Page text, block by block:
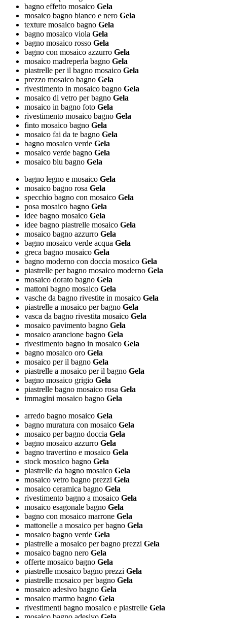
bagno effetto mosaico Gela
mosaico bagno bianco e nero Gela
texture mosaico bagno Gela
bagno mosaico viola Gela
bagno mosaico rosso Gela
bagno con mosaico azzurro Gela
mosaico madreperla bagno Gela
piastrelle per il bagno mosaico Gela
prezzo mosaico bagno Gela
rivestimento in mosaico bagno Gela
mosaico di vetro per bagno Gela
mosaico in bagno foto Gela
rivestimento mosaico bagno Gela
finto mosaico bagno Gela
mosaico fai da te bagno Gela
bagno mosaico verde Gela
mosaico verde bagno Gela
mosaico blu bagno Gela
bagno legno e mosaico Gela
mosaico bagno rosa Gela
specchio bagno con mosaico Gela
posa mosaico bagno Gela
idee bagno mosaico Gela
idee bagno piastrelle mosaico Gela
mosaico bagno azzurro Gela
bagno mosaico verde acqua Gela
greca bagno mosaico Gela
bagno moderno con doccia mosaico Gela
piastrelle per bagno mosaico moderno Gela
mosaico dorato bagno Gela
mattoni bagno mosaico Gela
vasche da bagno rivestite in mosaico Gela
piastrelle a mosaico per bagno Gela
vasca da bagno rivestita mosaico Gela
mosaico pavimento bagno Gela
mosaico arancione bagno Gela
rivestimento bagno in mosaico Gela
bagno mosaico oro Gela
mosaico per il bagno Gela
piastrelle a mosaico per il bagno Gela
bagno mosaico grigio Gela
piastrelle bagno mosaico rosa Gela
immagini mosaico bagno Gela
arredo bagno mosaico Gela
bagno muratura con mosaico Gela
mosaico per bagno doccia Gela
bagno mosaico azzurro Gela
bagno travertino e mosaico Gela
stock mosaico bagno Gela
piastrelle da bagno mosaico Gela
mosaico vetro bagno prezzi Gela
mosaico ceramica bagno Gela
rivestimento bagno a mosaico Gela
mosaico esagonale bagno Gela
bagno con mosaico marrone Gela
mattonelle a mosaico per bagno Gela
mosaico bagno verde Gela
piastrelle a mosaico per bagno prezzi Gela
mosaico bagno nero Gela
offerte mosaico bagno Gela
piastrelle mosaico bagno prezzi Gela
piastrelle mosaico per bagno Gela
mosaico adesivo bagno Gela
mosaico marmo bagno Gela
rivestimenti bagno mosaico e piastrelle Gela